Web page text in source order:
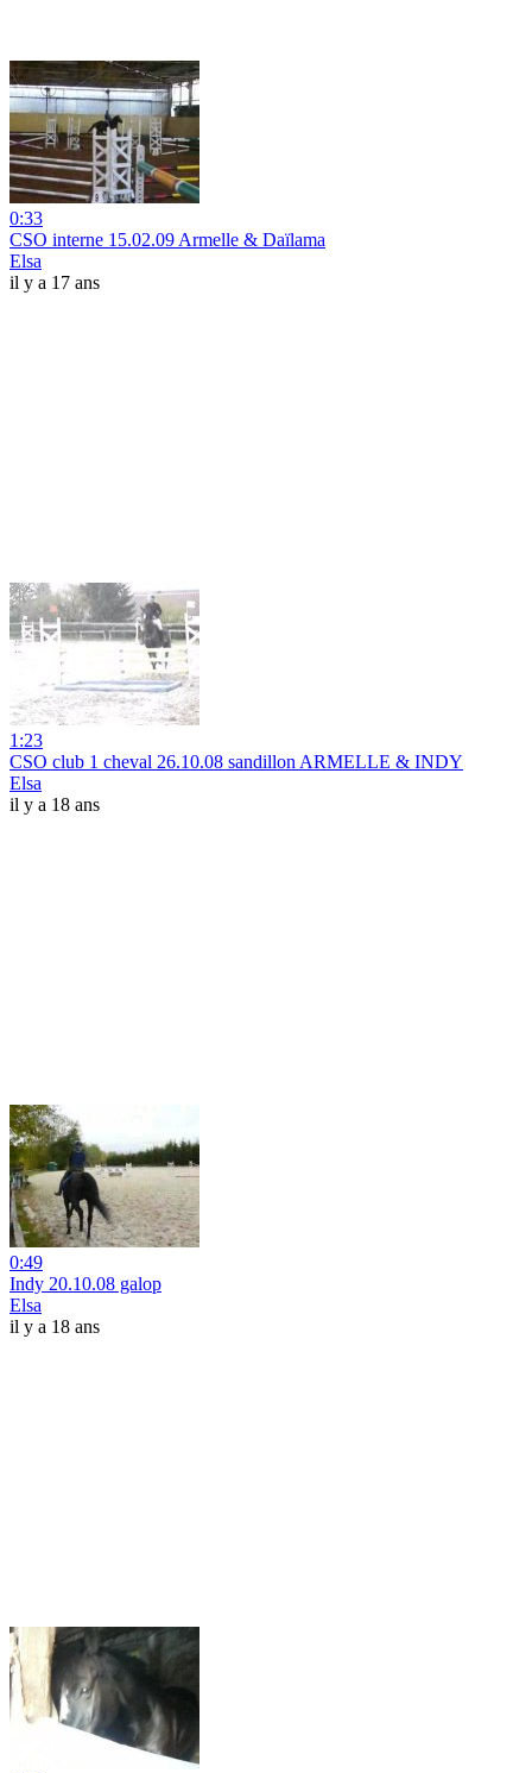
0:33
CSO interne 15.02.09 Armelle & Daïlama
Elsa
il y a 17 ans
1:23
CSO club 1 cheval 26.10.08 sandillon ARMELLE & INDY
Elsa
il y a 18 ans
0:49
Indy 20.10.08 galop
Elsa
il y a 18 ans